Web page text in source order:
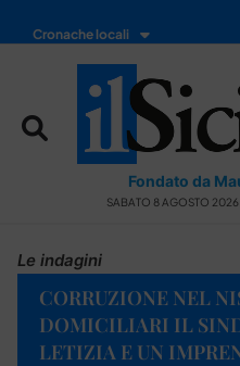
Cronache locali
Fondato da
SABATO 8 AGOSTO
Le indagini
CORRUZIONE NEL
DOMICILIARI IL
LETIZIA E UN